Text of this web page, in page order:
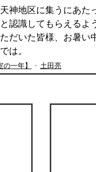
神地区に集うにあ
認識してもらえるよ
だいた皆様、お暑い
は。
の一年】 土田亮